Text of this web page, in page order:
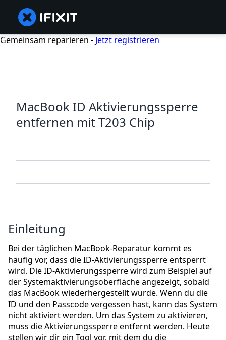
Gemeinsam reparieren - Jetzt registrieren
MacBook ID Aktivierungssperre
entfernen mit T203 Chip
Einleitung
Bei der täglichen MacBook-Reparatur kommt es
häufig vor, dass die ID-Aktivierungssperre entsperrt
wird. Die ID-Aktivierungssperre wird zum Beispiel auf
der Systemaktivierungsoberfläche angezeigt, sobald
das MacBook wiederhergestellt wurde. Wenn du die
ID und den Passcode vergessen hast, kann das System
nicht aktiviert werden. Um das System zu aktivieren,
muss die Aktivierungssperre entfernt werden. Heute
stellen wir dir ein Tool vor, mit dem du die